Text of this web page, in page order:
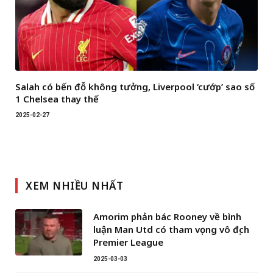
Salah có bến đỗ không tưởng, Liverpool ‘cướp’ sao số
1 Chelsea thay thế
2025-02-27
XEM NHIỀU NHẤT
Amorim phản bác Rooney về bình
luận Man Utd có tham vọng vô địch
Premier League
2025-03-03